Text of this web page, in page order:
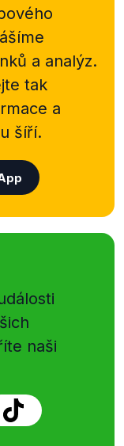
a analýz.
tak
a
šíří.
naši